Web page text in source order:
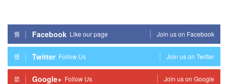
Facebook Like our page Join us on Facebook
Twitter Follow Us Join us on Twitter
Google+ Follow Us Join us on Google